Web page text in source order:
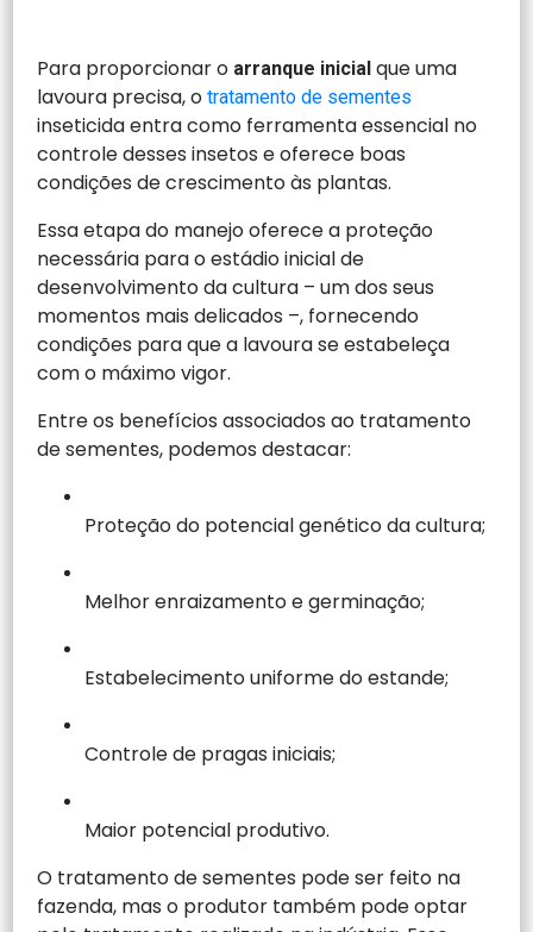
Para proporcionar o arranque inicialque uma
lavoura precisa, otratamento de sementes
inseticida entra como ferramenta essencial no
controle desses insetos e oferece boas
condições de crescimento às plantas.
Essa etapa do manejo oferece a proteção
necessária para o estádio inicial de
desenvolvimento da cultura – um dos seus
momentos mais delicados –, fornecendo
condições para que a lavoura se estabeleça
com o máximo vigor.
Entre os benefícios associados ao tratamento
de sementes, podemos destacar:
Proteção do potencial genético da cultura;
Melhor enraizamento e germinação;
Estabelecimento uniforme do estande;
Controle de pragas iniciais;
Maior potencial produtivo.
O tratamento de sementes pode ser feito na
fazenda, mas o produtor também pode optar